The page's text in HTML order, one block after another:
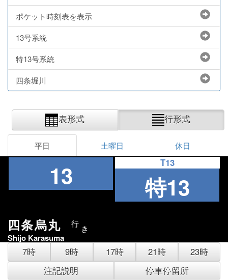
ポケット時刻表を表示
13号系統
特13号系統
四条堀川
表形式 行形式
平日 土曜日 休日
13 T13
特13
四条烏丸 行 き
Shijo Karasuma
7時 9時 17時 21時
23時
注記説明
停車停留所